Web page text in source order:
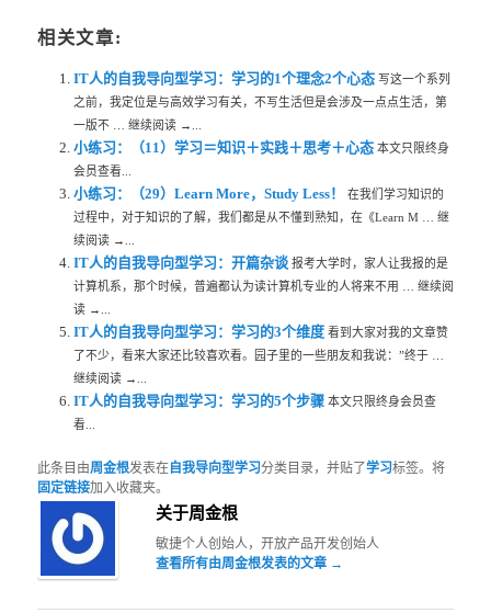
相关文章:
IT人的自我导向型学习：学习的1个理念2个心态 写这一个系列
之前，我定位是与高效学习有关，不写生活但是会涉及一点点生活，第
一版不 … 继续阅读 →...
小练习：（11）学习＝知识＋实践＋思考＋心态 本文只限终身
会员查看...
小练习：（29）Learn More，Study Less！
在我们学习知识的
过程中，对于知识的了解，我们都是从不懂到熟知，在《Learn M … 继
续阅读 →...
IT人的自我导向型学习：开篇杂谈 报考大学时，家人让我报的是
计算机系，那个时候，普遍都认为读计算机专业的人将来不用 … 继续阅
读 →...
IT人的自我导向型学习：学习的3个维度 看到大家对我的文章赞
了不少，看来大家还比较喜欢看。园子里的一些朋友和我说：”终于 …
继续阅读 →...
IT人的自我导向型学习：学习的5个步骤 本文只限终身会员查
看...
此条目由周金根发表在 自我导向型学习分类目录，并贴了学习标签。将
固定链接加入收藏夹。
关于周金根
敏捷个人创始人，开放产品开发创始人
查看所有由周金根发表的文章 →